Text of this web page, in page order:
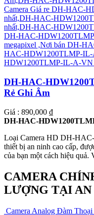
DH-HAC-
Rẻ Ghi Âm
Giá : 890,000 ₫
DH-HAC-
Loại Camera HD DH-
thiết bị an ninh cao cấp,
của bạn một cách hiệu quả.
CAMERA
LƯỢNG TẠI
Camera Analog Đàm